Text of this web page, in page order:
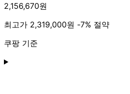
2,156,670원
최고가 2,319,000원 -7% 절약
쿠팡 기준